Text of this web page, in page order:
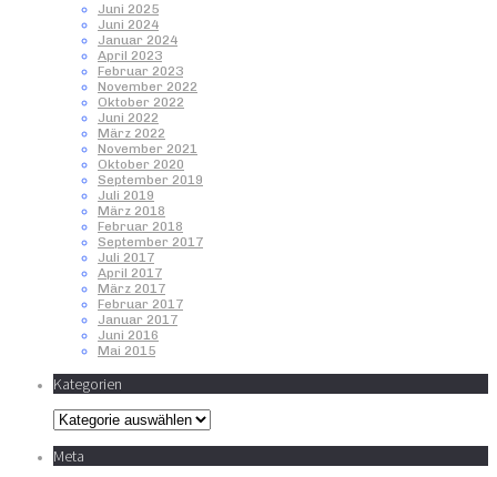
Juni 2025
Juni 2024
Januar 2024
April 2023
Februar 2023
November 2022
Oktober 2022
Juni 2022
März 2022
November 2021
Oktober 2020
September 2019
Juli 2019
März 2018
Februar 2018
September 2017
Juli 2017
April 2017
März 2017
Februar 2017
Januar 2017
Juni 2016
Mai 2015
Kategorien
Kategorien
Meta